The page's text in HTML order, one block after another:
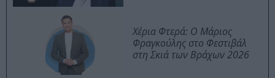
Χέρια Φτερά: Ο Μάριος
Φραγκούλης στο Φεστιβάλ
στη Σκιά των Βράχων 2026